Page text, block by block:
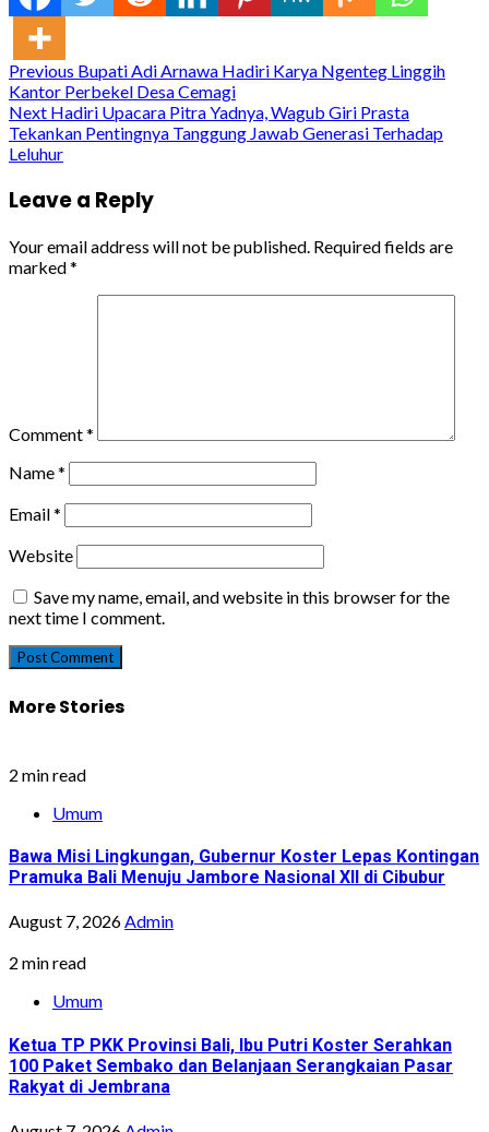
Continue
Reading
Previous Bupati Adi Arnawa Hadiri Karya Ngenteg Linggih
Kantor Perbekel Desa Cemagi
Next Hadiri Upacara Pitra Yadnya, Wagub Giri Prasta
Tekankan Pentingnya Tanggung Jawab Generasi Terhadap
Leluhur
Leave a Reply
Your email address will not be published. Required fields are
marked*
Comment*
Name*
Email*
Website
Save my name, email, and website in this browser for the
next time I comment.
More Stories
2 min read
Umum
Bawa Misi Lingkungan, Gubernur Koster Lepas Kontingan
Pramuka Bali Menuju Jambore Nasional XII di Cibubur
August 7, 2026Admin
2 min read
Umum
Ketua TP PKK Provinsi Bali, Ibu Putri Koster Serahkan
100 Paket Sembako dan Belanjaan Serangkaian Pasar
Rakyat di Jembrana